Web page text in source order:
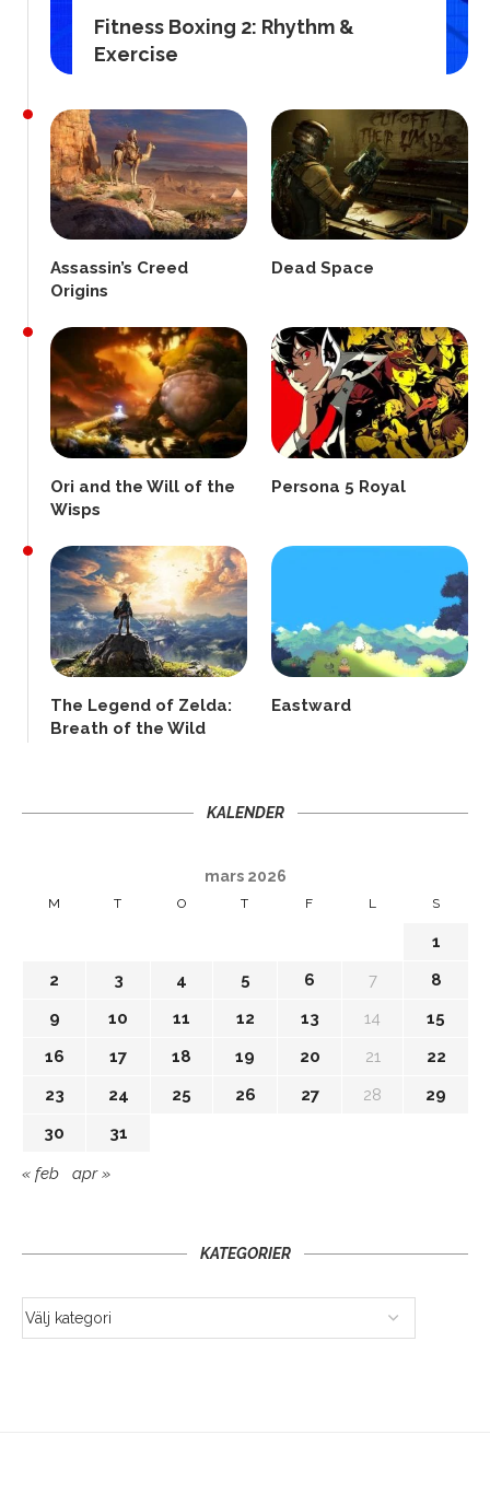
Fitness Boxing 2: Rhythm &
Exercise
Assassin’s Creed
Origins
Dead Space
Ori and the Will of the
Wisps
Persona 5 Royal
The Legend of Zelda:
Breath of the Wild
Eastward
KALENDER
mars 2026
M T O T F L S
1
2
3 4 5 6 7
8
9
10 11 12 13 14
15
16
17 18 19 20 21
22
23
24 25 26 27 28
29
30
31
« feb apr »
KATEGORIER